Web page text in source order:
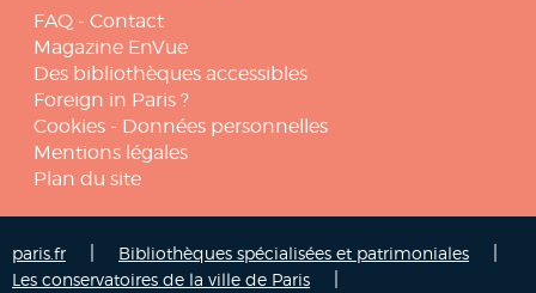
FAQ - Contact
Magazine EnVue
Des bibliothèques accessibles
Foreign in Paris ?
Cookies - Données personnelles
Mentions légales
Plan du site
paris.fr Bibliothèques spécialisées et patrimoniales
Les conservatoires de la ville de Paris